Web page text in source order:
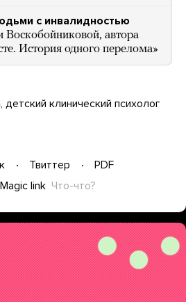
с инвалидностью
Воскобойниковой, автора
История одного перелома»
, детский клинический психолог
Твиттер
PDF
Magic link Что-что?